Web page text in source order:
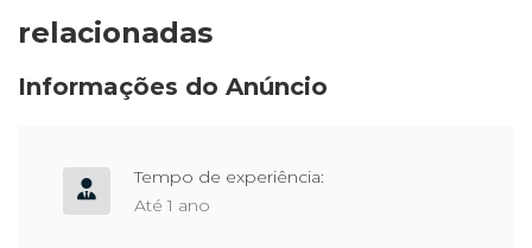
relacionadas
Informações do Anúncio
Tempo de experiência:
Até 1 ano